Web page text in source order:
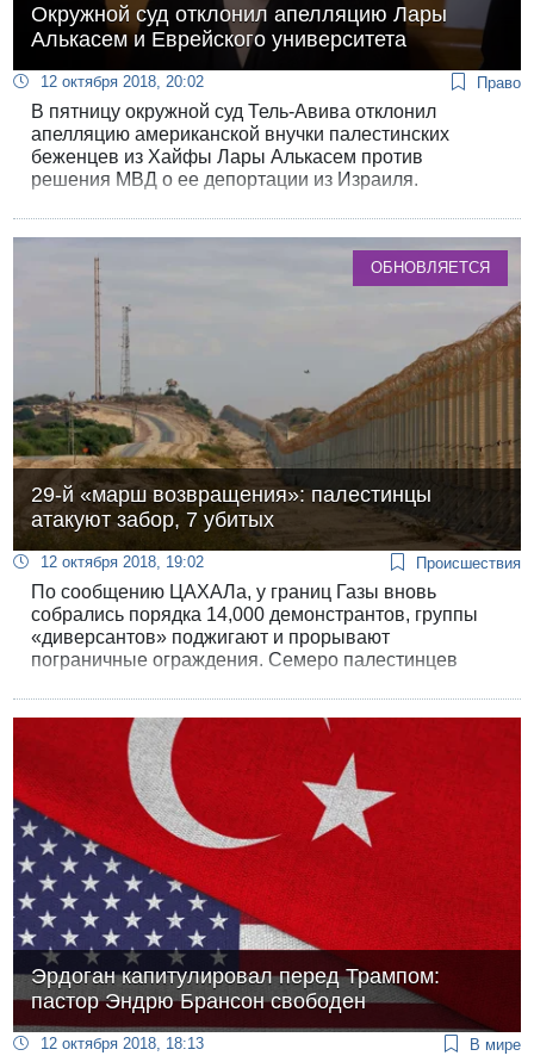
Окружной суд отклонил апелляцию Лары
Алькасем и Еврейского университета
12 октября 2018, 20:02 Право
В пятницу окружной суд Тель-Авива отклонил
апелляцию американской внучки палестинских
беженцев из Хайфы Лары Алькасем против
решения МВД о ее депортации из Израиля.
университетом.
ОБНОВЛЯЕТСЯ
29-й «марш возвращения»: палестинцы
атакуют забор, 7 убитых
12 октября 2018, 19:02 Происшествия
По сообщению ЦАХАЛа, у границ Газы вновь
собрались порядка 14,000 демонстрантов, группы
«диверсантов» поджигают и прорывают
пограничные ограждения. Семеро палестинцев
приказал остановить поставки топлива в Газу.
Эрдоган капитулировал перед Трампом:
пастор Эндрю Брансон свободен
12 октября 2018, 18:13 В мире